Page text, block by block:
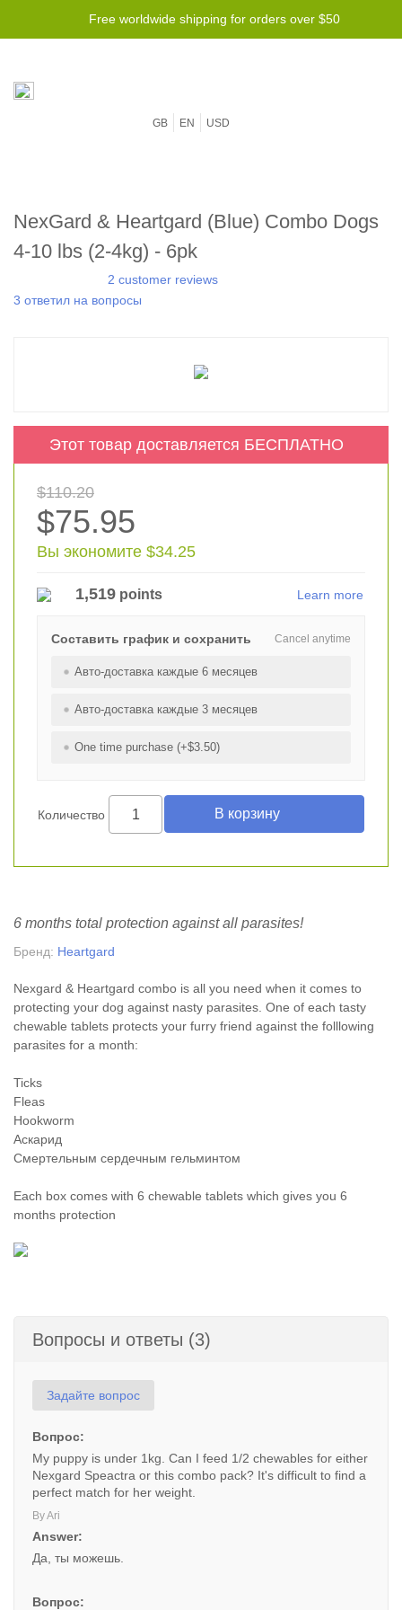
Free worldwide shipping for orders over $50
GB EN USD
NexGard & Heartgard (Blue) Combo Dogs
4-10 lbs (2-4kg) - 6pk
2 customer reviews
3 ответил на вопросы
Этот товар доставляется БЕСПЛАТНО
$110.20
$75.95
Вы экономите $34.25
1,519 points Learn more
Cancel anytime
Составить график и сохранить
Авто-доставка каждые 6 месяцев
Авто-доставка каждые 3 месяцев
One time purchase (+$3.50)
Количество
6 months total protection against all parasites!
Бренд: Heartgard
Nexgard & Heartgard combo is all you need when it comes to
protecting your dog against nasty parasites. One of each tasty
chewable tablets protects your furry friend against the folllowing
parasites for a month:
Ticks
Fleas
Hookworm
Аскарид
Смертельным сердечным гельминтом
Each box comes with 6 chewable tablets which gives you 6
months protection
Вопросы и ответы (3)
Задайте вопрос
Вопрос:
My puppy is under 1kg. Can I feed 1/2 chewables for either
Nexgard Speactra or this combo pack? It's difficult to find a
perfect match for her weight.
By Ari
Answer:
Да, ты можешь.
Вопрос: